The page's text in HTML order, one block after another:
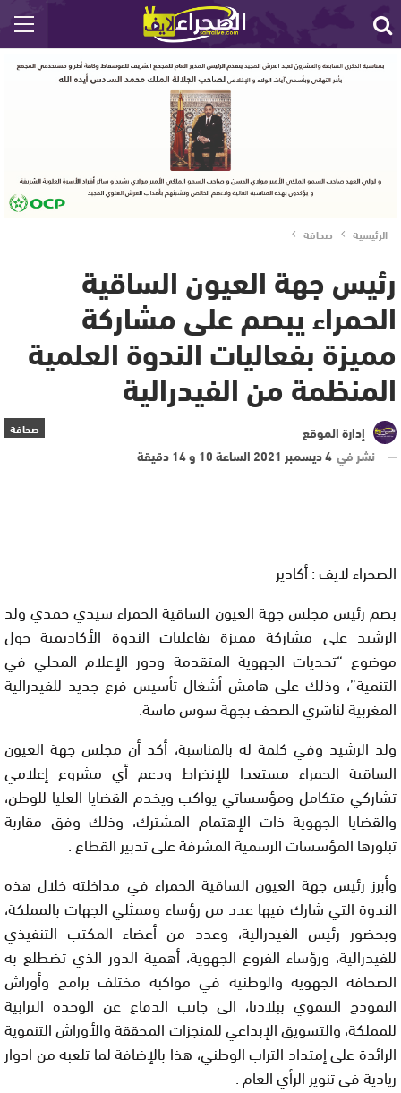
الرئيسية صحافة
رئيس جهة العيون الساقية
الحمراء يبصم على مشاركة
مميزة بفعاليات الندوة العلمية
المنظمة من الفيدرالية
صحافة
إدارة الموقع
نشر في4 ديسمبر 2021 الساعة 10 و 14 دقيقة
الصحراء لايف : أكادير
بصم رئيس مجلس جهة العيون الساقية الحمراء سيدي حمدي ولد
الرشيد على مشاركة مميزة بفاعليات الندوة الأكاديمية حول
موضوع “تحديات الجهوية المتقدمة ودور الإعلام المحلي في
التنمية”، وذلك على هامش أشغال تأسيس فرع جديد للفيدرالية
المغربية لناشري الصحف بجهة سوس ماسة.
ولد الرشيد وفي كلمة له بالمناسبة، أكد أن مجلس جهة العيون
الساقية الحمراء مستعدا للإنخراط ودعم أي مشروع إعلامي
تشاركي متكامل ومؤسساتي يواكب ويخدم القضايا العليا للوطن،
والقضايا الجهوية ذات الإهتمام المشترك، وذلك وفق مقاربة
تبلورها المؤسسات الرسمية المشرفة على تدبير القطاع .
وأبرز رئيس جهة العيون الساقية الحمراء في مداخلته خلال هذه
الندوة التي شارك فيها عدد من رؤساء وممثلي الجهات بالمملكة،
وبحضور رئيس الفيدرالية، وعدد من أعضاء المكتب التنفيذي
للفيدرالية، ورؤساء الفروع الجهوية، أهمية الدور الذي تضطلع به
الصحافة الجهوية والوطنية في مواكبة مختلف برامج وأوراش
النموذج التنموي ببلادنا، الى جانب الدفاع عن الوحدة الترابية
للمملكة، والتسويق الإبداعي للمنجزات المحققة والأوراش التنموية
الرائدة على إمتداد التراب الوطني، هذا بالإضافة لما تلعبه من ادوار
ريادية في تنوير الرأي العام .